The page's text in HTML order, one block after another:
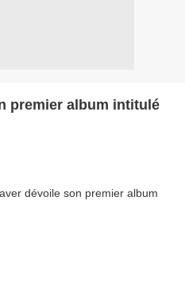
premier album intitulé